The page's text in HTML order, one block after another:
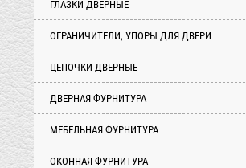
ГЛАЗКИ ДВЕРНЫЕ
ОГРАНИЧИТЕЛИ, УПОРЫ ДЛЯ ДВЕРИ
ЦЕПОЧКИ ДВЕРНЫЕ
ДВЕРНАЯ ФУРНИТУРА
МЕБЕЛЬНАЯ ФУРНИТУРА
ОКОННАЯ ФУРНИТУРА